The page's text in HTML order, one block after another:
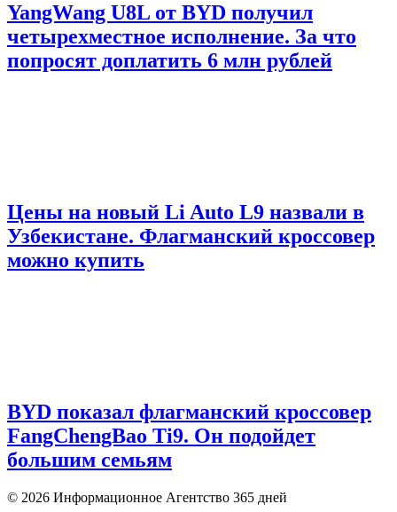
YangWang U8L от BYD получил
четырехместное исполнение. За что
попросят доплатить 6 млн рублей
Цены на новый Li Auto L9 назвали в
Узбекистане. Флагманский кроссовер
можно купить
BYD показал флагманский кроссовер
FangChengBao Ti9. Он подойдет
большим семьям
© 2026 Информационное Агентство 365 дней